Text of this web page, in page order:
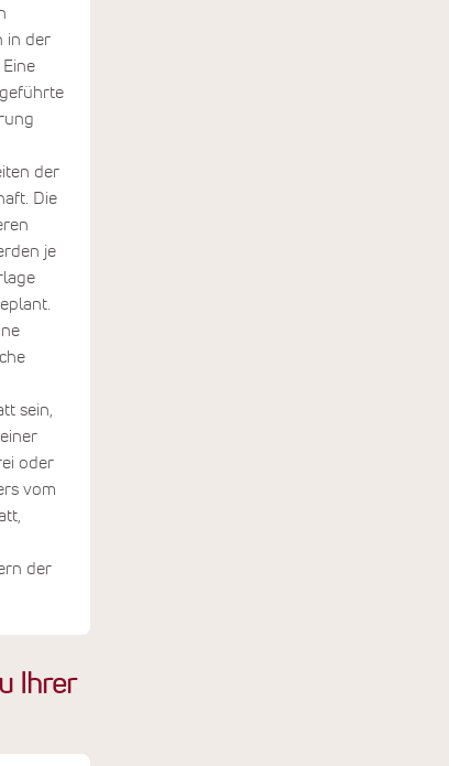
Ihrer
in der
der
Die
je
sein,
oder
vom
der